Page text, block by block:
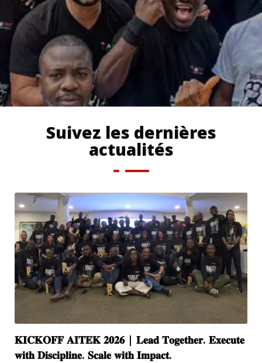
Suivez les dernières
actualités
𝐊𝐈𝐂𝐊𝐎𝐅𝐅 𝐀𝐈𝐓𝐄𝐊 𝟐𝟎𝟐𝟔 | 𝐋𝐞𝐚𝐝 𝐓𝐨𝐠𝐞𝐭𝐡𝐞𝐫. 𝐄𝐱𝐞𝐜𝐮𝐭𝐞
𝐰𝐢𝐭𝐡 𝐃𝐢𝐬𝐜𝐢𝐩𝐥𝐢𝐧𝐞. 𝐒𝐜𝐚𝐥𝐞 𝐰𝐢𝐭𝐡 𝐈𝐦𝐩𝐚𝐜𝐭.